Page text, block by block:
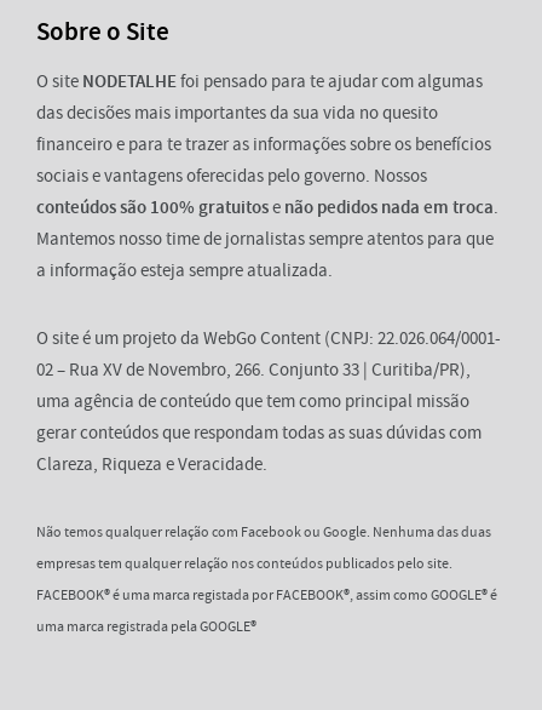
Sobre o Site
O site NODETALHEfoi pensado para te ajudar com algumas
das decisões mais importantes da sua vida no quesito
financeiro e para te trazer as informações sobre os benefícios
sociais e vantagens oferecidas pelo governo. Nossos
conteúdos são 100% gratuitose não pedidos nada em troca.
Mantemos nosso time de jornalistas sempre atentos para que
a informação esteja sempre atualizada.
O site é um projeto da WebGo Content (CNPJ: 22.026.064/0001-
02 – Rua XV de Novembro, 266. Conjunto 33 | Curitiba/PR),
uma agência de conteúdo que tem como principal missão
gerar conteúdos que respondam todas as suas dúvidas com
Clareza, Riqueza e Veracidade.
Não temos qualquer relação com Facebook ou Google. Nenhuma das duas
empresas tem qualquer relação nos conteúdos publicados pelo site.
FACEBOOK® é uma marca registada por FACEBOOK®, assim como GOOGLE® é
uma marca registrada pela GOOGLE®